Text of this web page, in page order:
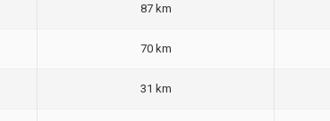
87 km
70 km
31 km